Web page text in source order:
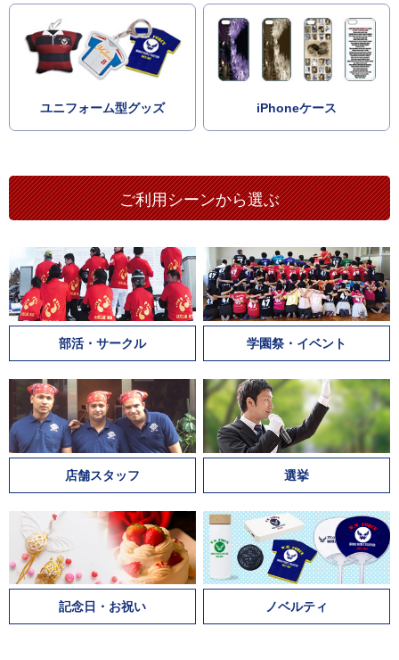
ユニフォーム型グッズ iPhoneケース
ご利用シーンから選ぶ
部活・サークル 学園祭・イベント
店舗スタッフ 選挙
記念日・お祝い ノベルティ